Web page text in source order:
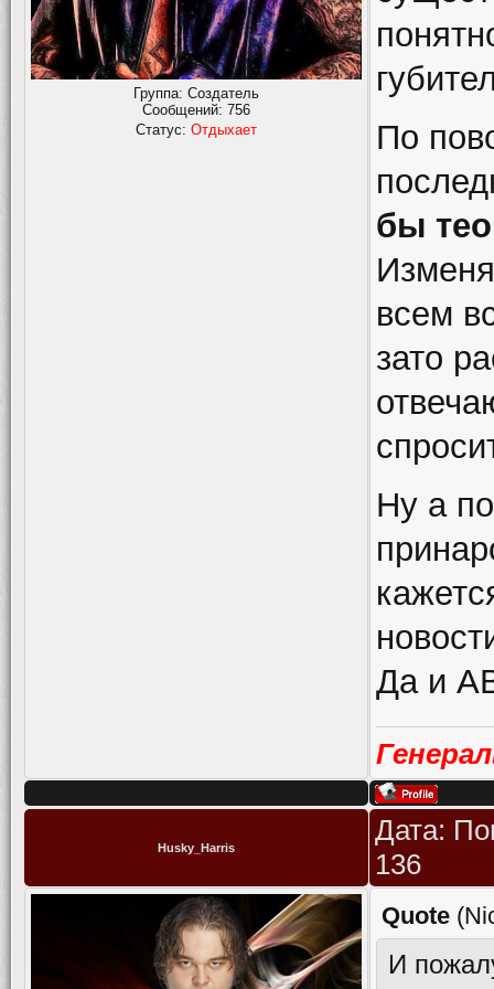
Группа: Создатель
Сообщений: 756
Статус: Отдыхает
По
бы
всем
зато
Ну а
Да и
Husky_Harris
Дата:
136
Quote (
И